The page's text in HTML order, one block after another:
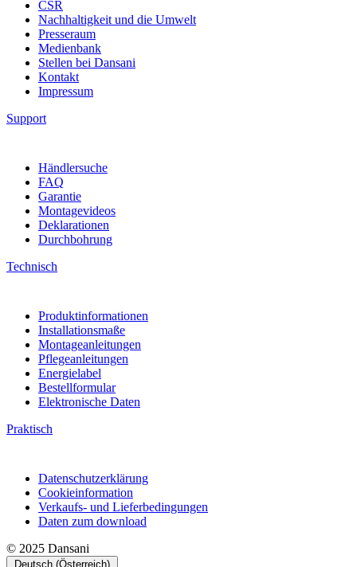
Unsere Philosophie
CSR
Nachhaltigkeit und die Umwelt
Presseraum
Medienbank
Stellen bei Dansani
Kontakt
Support
Händlersuche
FAQ
Garantie
Montagevideos
Deklarationen
Technisch
Produktinformationen
Installationsmaße
Montageanleitungen
Pflegeanleitungen
Energielabel
Bestellformular
Praktisch
Datenschutzerklärung
Cookieinformation
Verkaufs- und Lieferbedingungen